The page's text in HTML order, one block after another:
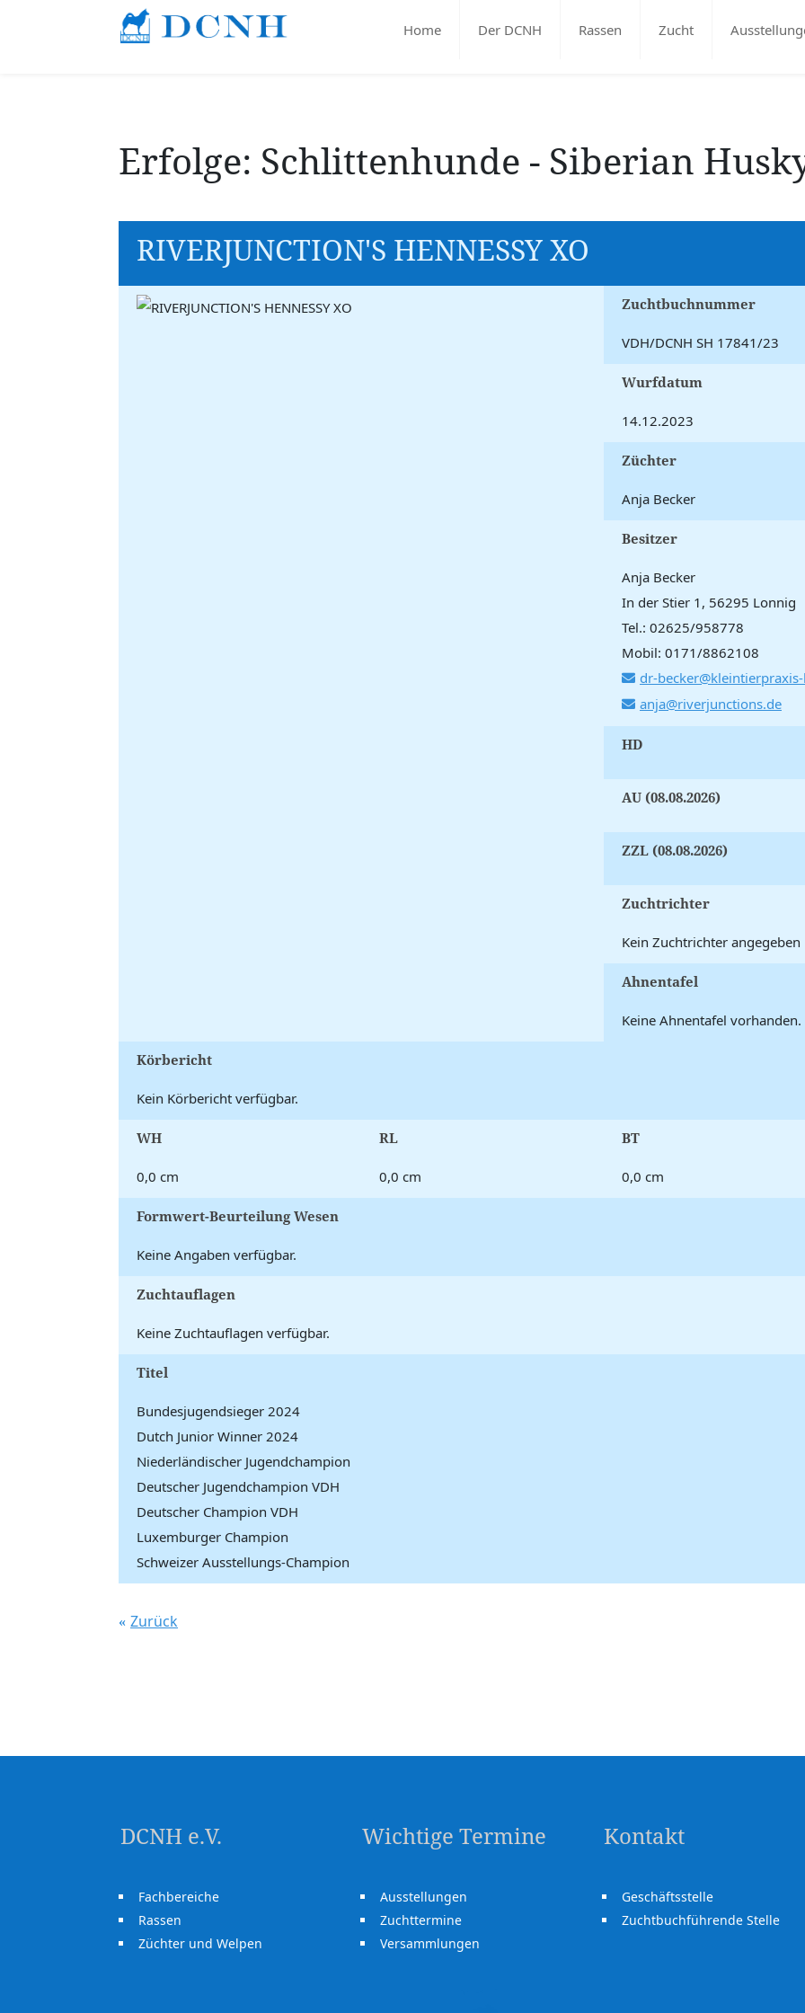
Home Der DCNH Rassen Zucht
Erfolge: Schlittenhunde - Siberian
RIVERJUNCTION'S HENNESSY XO
Zuchtbuchnummer
VDH/DCNH SH 17841/23
Wurfdatum
14.12.2023
Züchter
Anja Becker
Besitzer
Anja Becker
In der Stier 1, 56295 Lonnig
Tel.: 02625/958778
Mobil: 0171/8862108
dr-
anja@riverjunctions.de
HD
AU (08.08.2026)
ZZL (08.08.2026)
Zuchtrichter
Kein Zuchtrichter angegeben
Ahnentafel
Keine Ahnentafel vorhanden.
Körbericht
Kein Körbericht verfügbar.
WH
0,0 cm
RL
0,0 cm
BT
0,0 cm
Formwert-Beurteilung Wesen
Keine Angaben verfügbar.
Zuchtauflagen
Keine Zuchtauflagen verfügbar.
Titel
Bundesjugendsieger 2024
Dutch Junior Winner 2024
Niederländischer Jugendchampion
Deutscher Jugendchampion VDH
Deutscher Champion VDH
Luxemburger Champion
Schweizer Ausstellungs-Champion
Zurück
DCNH e.V.
Fachbereiche
Rassen
Züchter und Welpen
Wichtige Termine
Ausstellungen
Zuchttermine
Versammlungen
Kontakt
Geschäftsstelle
Zuchtbuchführende Stelle